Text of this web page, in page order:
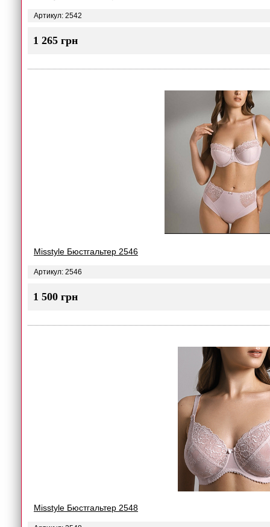
Артикул: 2542
1 265 грн
Misstyle Бюстгальтер 2546
Артикул: 2546
1 500 грн
Misstyle Бюстгальтер 2548